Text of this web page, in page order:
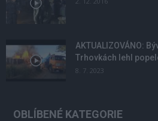
AKTUALIZOVÁNO:
Trhovkách lehl
8. 7. 2023
OBLÍBENÉ KATEGORIE